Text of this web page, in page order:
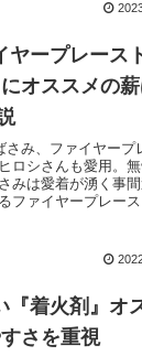
ヤープレース
オススメの薪
み、ファイヤープ
ロシさんも愛用。
みは愛着が湧く事
ファイヤープレー
『着火剤』オ
さを重視